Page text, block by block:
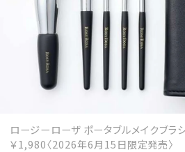
FOLLOW US
ロージーローザ ポータブルメイクブラシ
￥1,980〈2026年6月15日限定発売〉